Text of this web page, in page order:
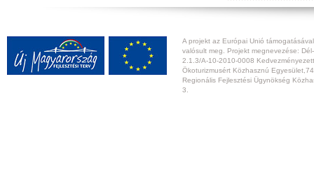
A projekt az Európai Unió
valósult meg. Projekt megnevezése:
2.1.3/A-10-2010-0008
Ökoturizmusért Közhasznú
Regionális Fejlesztési Ügynökség
3.